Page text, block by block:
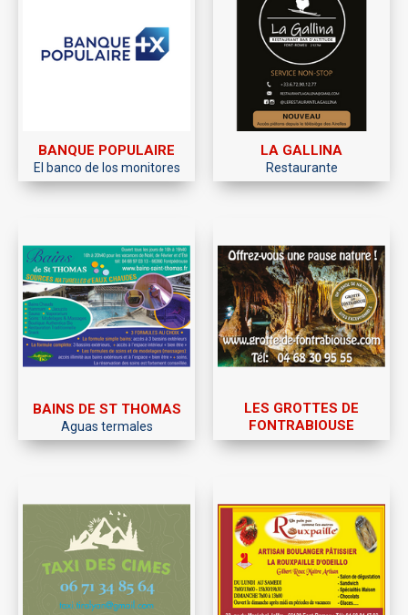
BANQUE POPULAIRE
El banco de los monitores
LA GALLINA
Restaurante
BAINS DE ST THOMAS
Aguas termales
LES GROTTES DE
FONTRABIOUSE